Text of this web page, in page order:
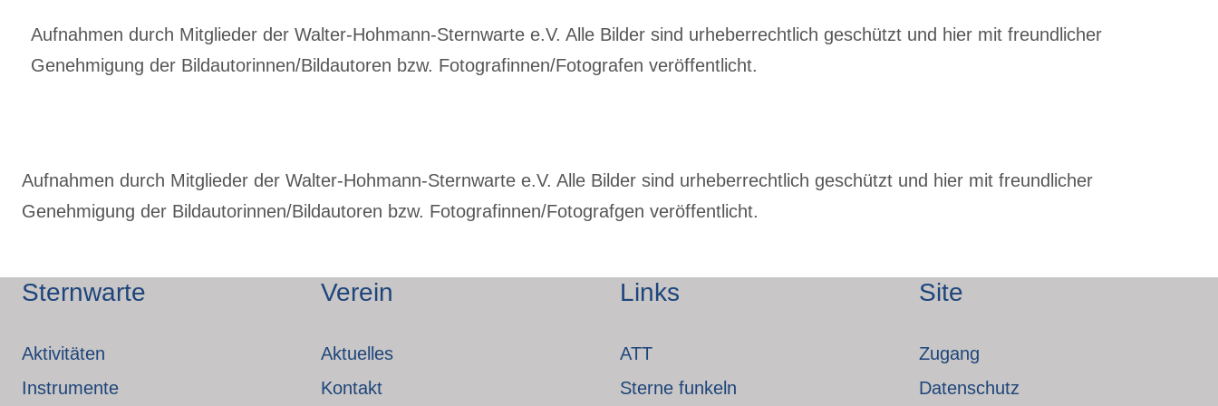
Aufnahmen durch Mitglieder der Walter-Hohmann-Sternwarte e.V. Alle Bilder sind urheberrechtlich geschützt und hier mit freundlicher
Genehmigung der Bildautorinnen/Bildautoren bzw. Fotografinnen/Fotografen veröffentlicht.
Aufnahmen durch Mitglieder der Walter-Hohmann-Sternwarte e.V. Alle Bilder sind urheberrechtlich geschützt und hier mit freundlicher
Genehmigung der Bildautorinnen/Bildautoren bzw. Fotografinnen/Fotografgen veröffentlicht.
Sternwarte
Aktivitäten
Instrumente
Verein
Aktuelles
Kontakt
Links
ATT
Sterne funkeln
Site
Zugang
Datenschutz